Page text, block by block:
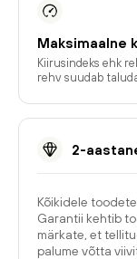
Maksimaalne
Kiirusindeks ehk
rehv suudab
2-
Kõikidele
Garantii kehtib
märkate, et
palume võtta